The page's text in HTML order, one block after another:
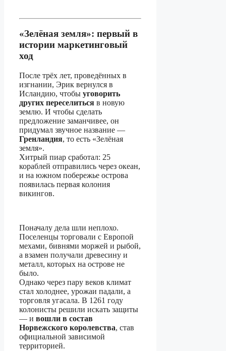
«Зелёная земля»: первый в
истории маркетинговый
ход
После трёх лет, проведённых в
изгнании, Эрик вернулся в
Исландию, чтобы уговорить
других переселиться в новую
землю. И чтобы сделать
предложение заманчивее, он
придумал звучное название —
Гренландия, то есть «Зелёная
земля».
Хитрый пиар сработал: 25
кораблей отправились через океан,
и на южном побережье острова
появилась первая колония
викингов.
Поначалу дела шли неплохо.
Поселенцы торговали с Европой
мехами, бивнями моржей и рыбой,
а взамен получали древесину и
металл, которых на острове не
было.
Однако через пару веков климат
стал холоднее, урожаи падали, а
торговля угасала. В 1261 году
колонисты решили искать защиты
— и вошли в состав
Норвежского королевства, став
официальной зависимой
территорией.